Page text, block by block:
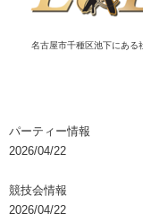
名古屋市千種区池下にある
パーティー情報
2026/04/22
競技会情報
2026/04/22